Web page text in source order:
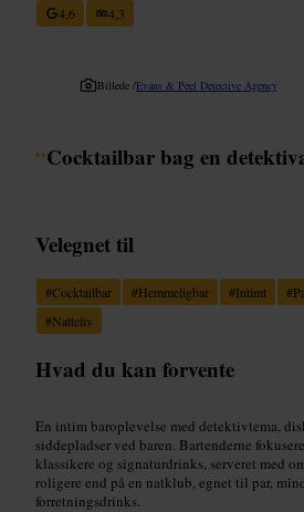
4,6
4,3
Billede /Evans & Peel Detective Agency
“Cocktailbar bag en
Velegnet til
#Cocktailbar #Hemmeligbar #Intimt #
#Natteliv
Hvad du kan forvente
En intim baroplevelse med detektivtema,
siddepladser ved baren. Bartenderne
klassikere og signaturdrinks, serveret med
roligere end på en natklub, egnet til par,
forretningsdrinks.